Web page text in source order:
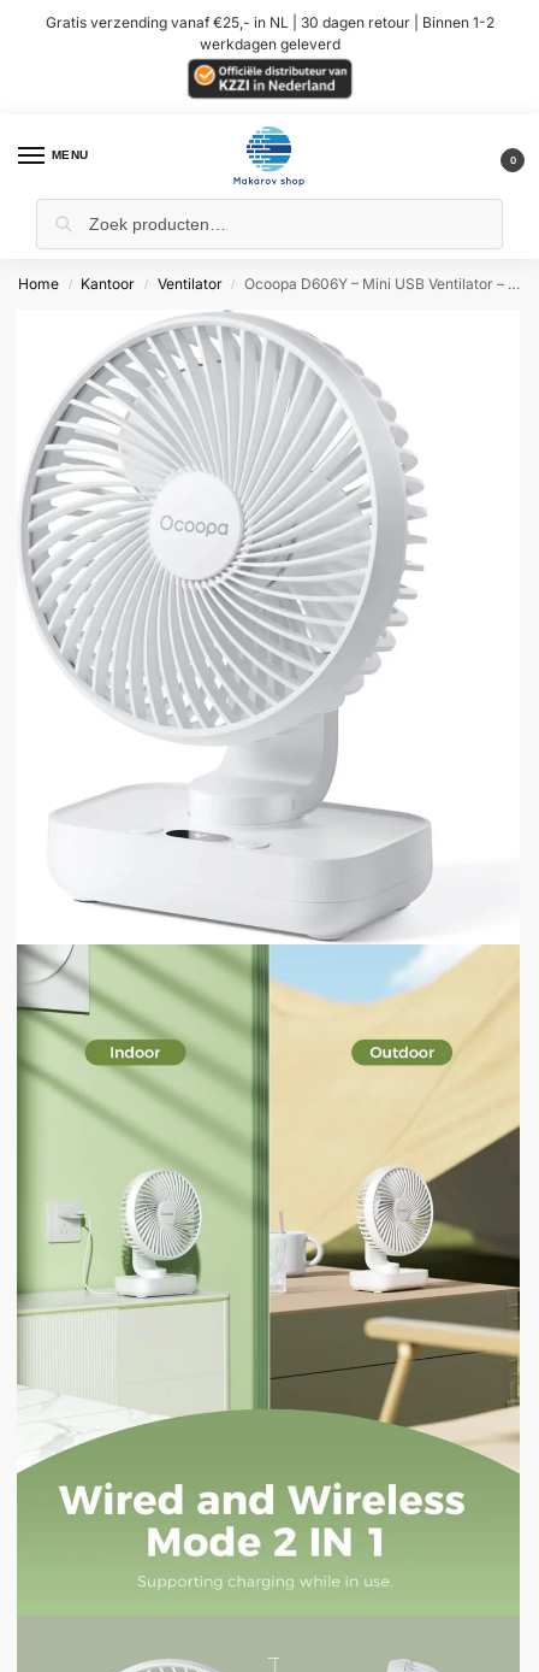
Gratis verzending vanaf €25,- in NL | 30 dagen retour | Binnen 1-2
werkdagen geleverd
MENU 0
Home / Kantoor / Ventilator / Ocoopa D606Y – Mini USB Ventilator – Wit – Oplaadbaar